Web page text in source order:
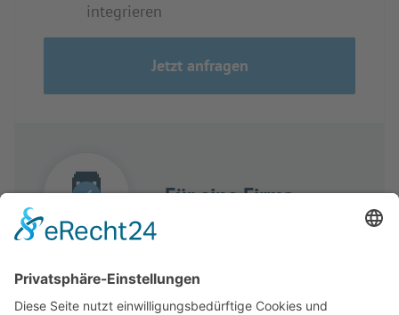
integrieren
Jetzt anfragen
✓ Für eine Firma
Unternehmen